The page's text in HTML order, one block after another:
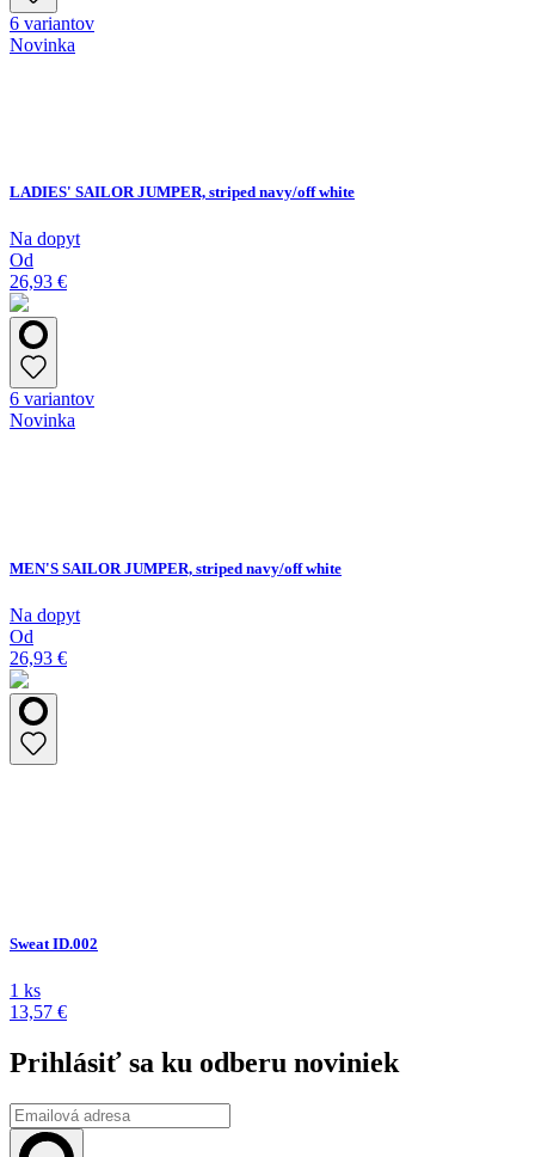
6 variantov
Novinka
LADIES' SAILOR JUMPER, striped navy/off white
Na dopyt
Od
26,93 €
6 variantov
Novinka
MEN'S SAILOR JUMPER, striped navy/off white
Na dopyt
Od
26,93 €
Sweat ID.002
1 ks
13,57 €
Prihlásiť sa ku odberu noviniek